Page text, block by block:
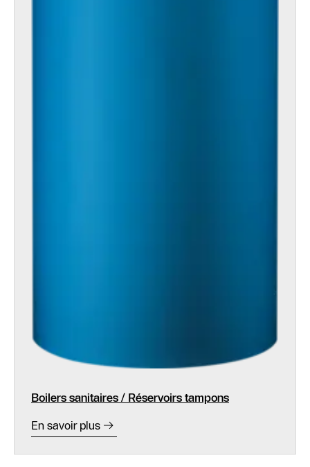
Boilers sanitaires / Réservoirs tampons
En savoir plus